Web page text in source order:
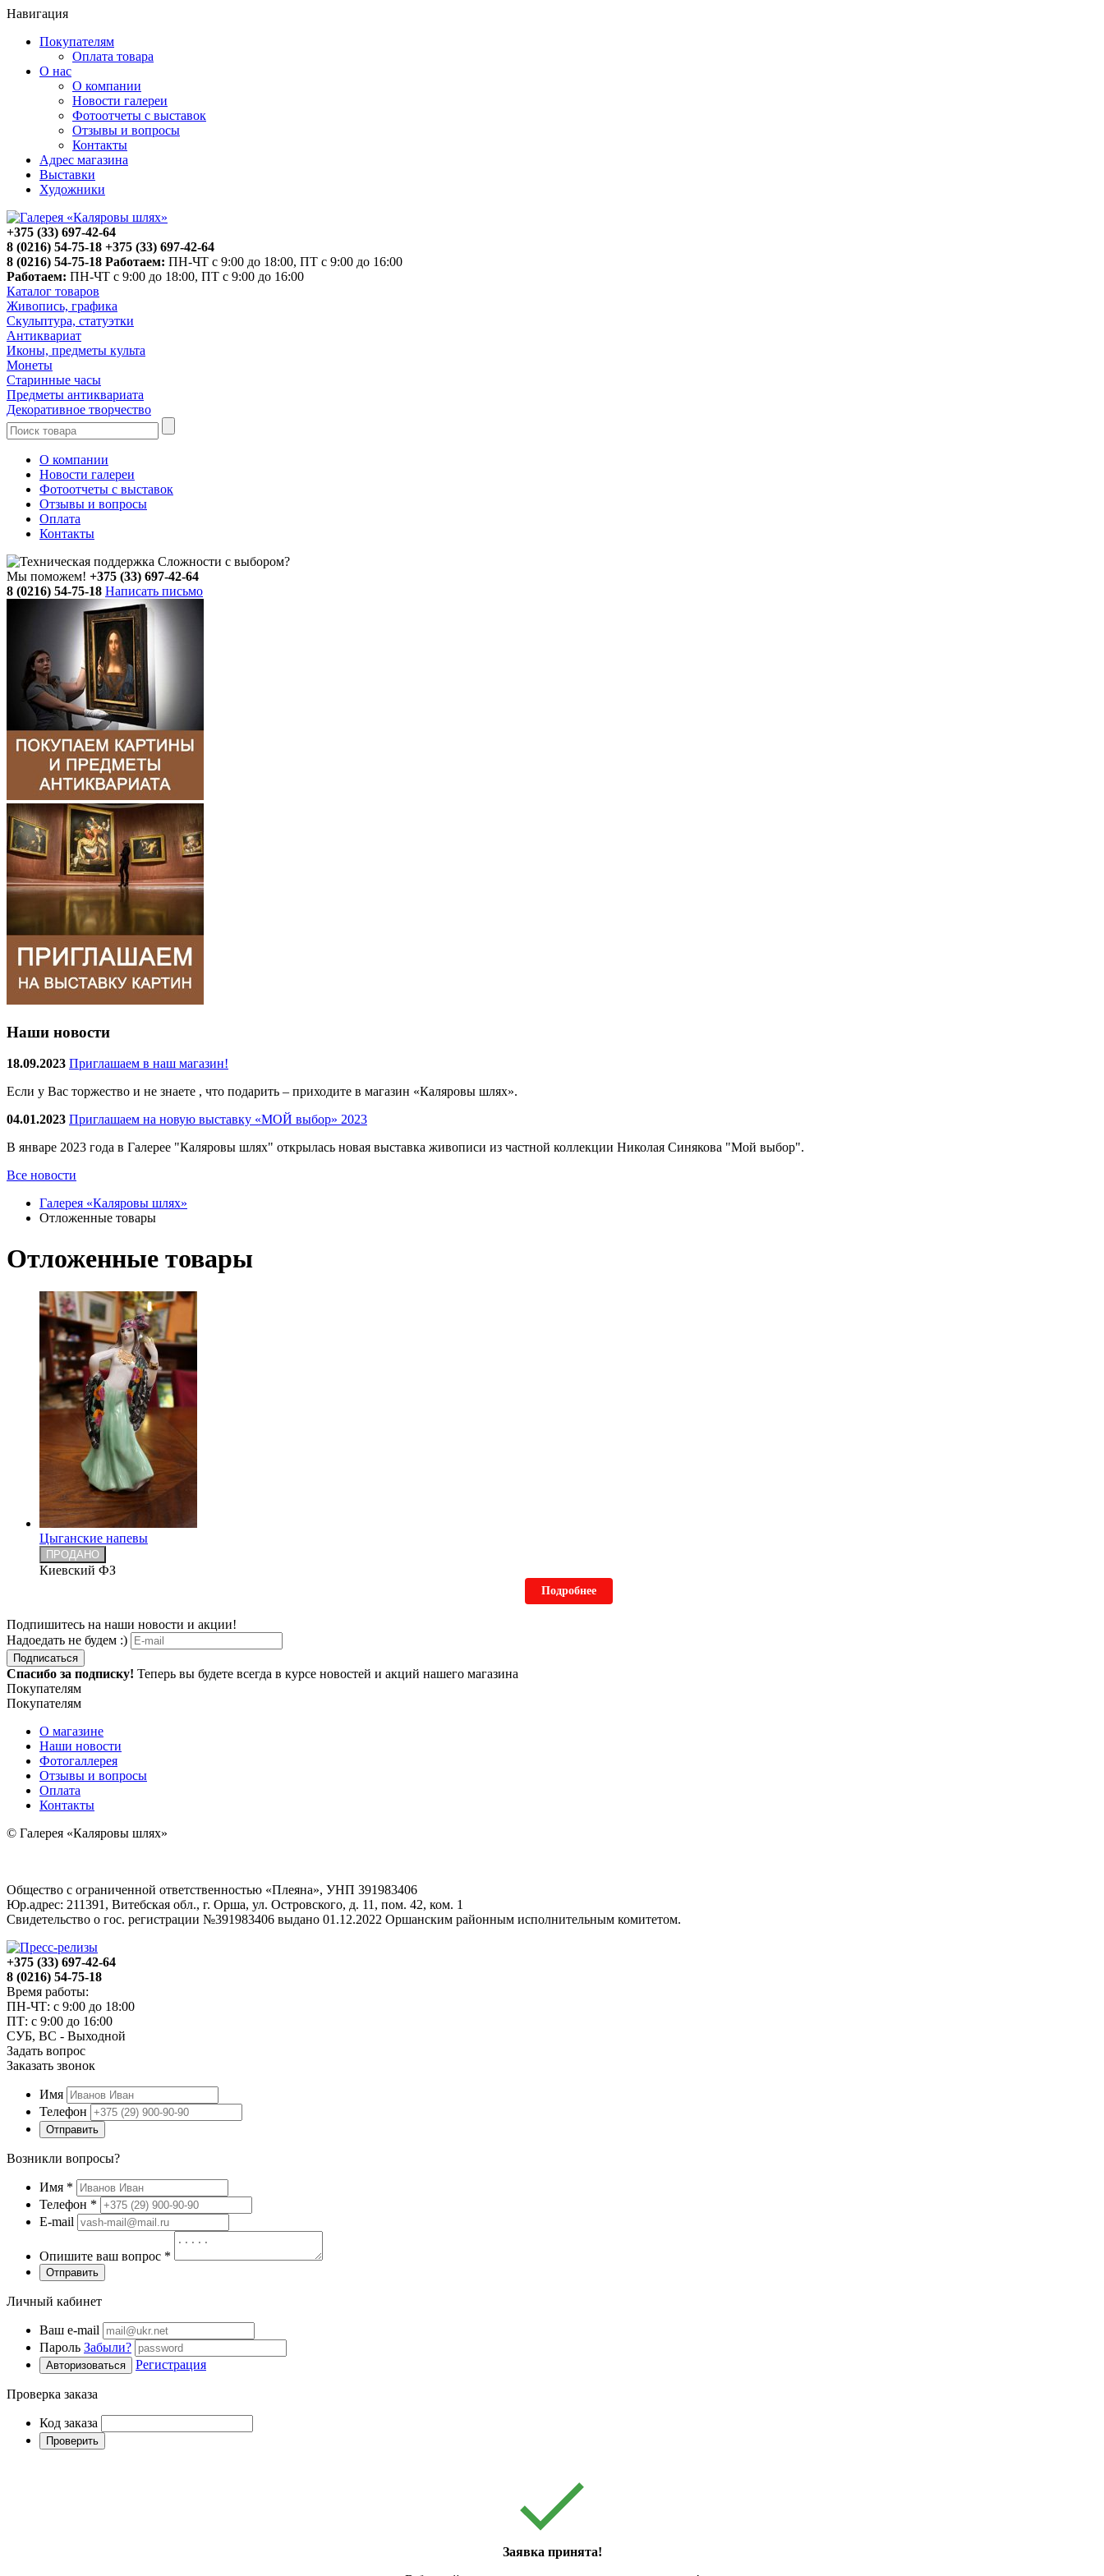
Навигация
Покупателям
Оплата товара
О нас
О компании
Новости галереи
Фотоотчеты с выставок
Отзывы и вопросы
Контакты
Адрес магазина
Выставки
Художники
+375 (33) 697-42-64
8 (0216) 54-75-18 +375 (33) 697-42-64
8 (0216) 54-75-18 Работаем: ПН-ЧТ с 9:00 до 18:00, ПТ с 9:00 до 16:00
Работаем: ПН-ЧТ с 9:00 до 18:00, ПТ с 9:00 до 16:00
Каталог товаров
Живопись, графика
Скульптура, статуэтки
Антиквариат
Иконы, предметы культа
Монеты
Старинные часы
Предметы антиквариата
Декоративное творчество
О компании
Новости галереи
Фотоотчеты с выставок
Отзывы и вопросы
Оплата
Контакты
Сложности с выбором?
Мы поможем! +375 (33) 697-42-64
8 (0216) 54-75-18 Написать письмо
Наши новости
18.09.2023 Приглашаем в наш магазин!
Если у Вас торжество и не знаете , что подарить – приходите в магазин «Каляровы шлях».
04.01.2023 Приглашаем на новую выставку «МОЙ выбор» 2023
В январе 2023 года в Галерее "Каляровы шлях" открылась новая выставка живописи из частной коллекции Николая Синякова "Мой выбор".
Все новости
Галерея «Каляровы шлях»
Отложенные товары
Отложенные товары
Цыганские напевы
ПРОДАНО
Киевский ФЗ
Подробнее
Подпишитесь на наши новости и акции!
Надоедать не будем :)
Подписаться
Спасибо за подписку! Теперь вы будете всегда в курсе новостей и акций нашего магазина
Покупателям
Покупателям
О магазине
Наши новости
Фотогаллерея
Отзывы и вопросы
Оплата
Контакты
© Галерея «Каляровы шлях»
Общество с ограниченной ответственностью «Плеяна», УНП 391983406
Юр.адрес: 211391, Витебская обл., г. Орша, ул. Островского, д. 11, пом. 42, ком. 1
Свидетельство о гос. регистрации №391983406 выдано 01.12.2022 Оршанским районным исполнительным комитетом.
+375 (33) 697-42-64
8 (0216) 54-75-18
Время работы:
ПН-ЧТ: с 9:00 до 18:00
ПТ: с 9:00 до 16:00
СУБ, ВС - Выходной
Задать вопрос
Заказать звонок
Имя
Телефон
Отправить
Возникли вопросы?
Имя *
Телефон *
E-mail
Опишите ваш вопрос *
Отправить
Личный кабинет
Ваш e-mail
Пароль Забыли?
Авторизоваться Регистрация
Проверка заказа
Код заказа
Проверить
Заявка принята!